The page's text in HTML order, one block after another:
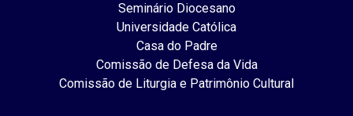
Seminário Diocesano
Universidade Católica
Casa do Padre
Comissão de Defesa da Vida
Comissão de Liturgia e Patrimônio Cultural